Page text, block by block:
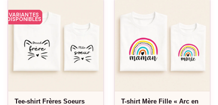
VARIANTES
DISPONIBLES
Tee-shirt Frères Soeurs T-shirt Mère Fille « Arc en